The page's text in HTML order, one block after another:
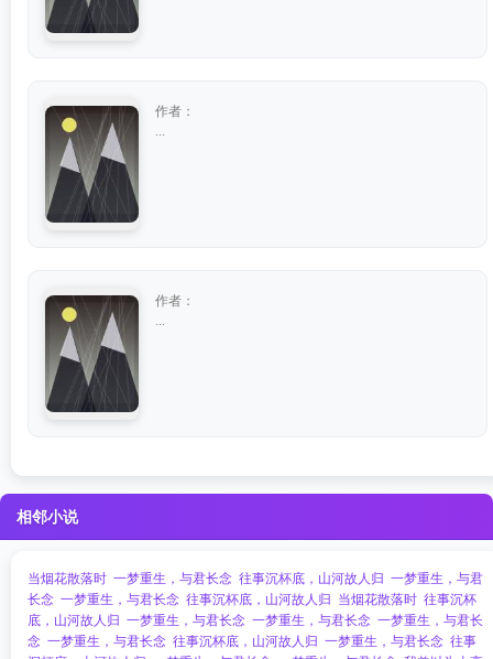
作者：
作者：
相邻小说
当烟花散落时 一梦重生，与君长念 往事沉杯底，山河故人归 一梦重生，与君
长念 一梦重生，与君长念 往事沉杯底，山河故人归 当烟花散落时 往事沉杯
底，山河故人归 一梦重生，与君长念 一梦重生，与君长念 一梦重生，与君长
念 一梦重生，与君长念 往事沉杯底，山河故人归 一梦重生，与君长念 往事